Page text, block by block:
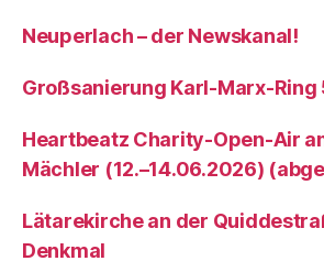
Neuperlach – der Newskanal!
Großsanierung Karl-Marx-Ring
Heartbeatz Charity-Open-Air
Mächler (12.–14.06.2026)
Lätarekirche an der
Denkmal